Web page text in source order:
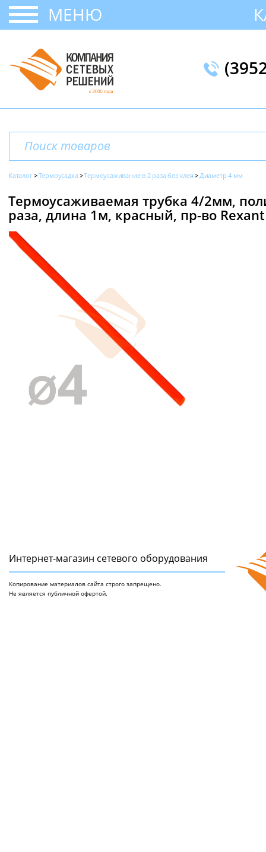
МЕНЮ
Каталог Термоусадка Термоусаживание в 2 раза без клея Диаметр 4 мм
Термоусаживаемая трубка 4/2мм,
раза, длина 1м, красный, пр-во Rexant
Интернет-магазин сетeвого оборудования
Копирование материалов сайта строго запрещено.
Не является публичной офертой.